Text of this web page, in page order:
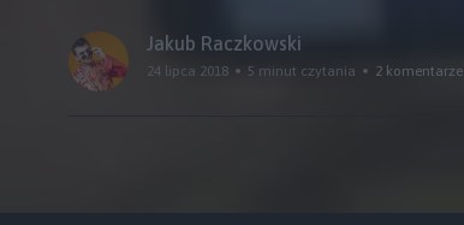
Jakub Raczkowski
24 lipca 2018 5 minut czytania 2 komentarze